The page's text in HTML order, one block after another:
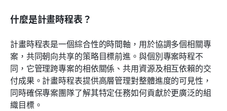
什麼是計畫時程表？
計畫時程表是一個綜合性的時間軸，用於協調多個相關專
案，共同朝向共享的策略目標前進。與個別專案時程不
同，它管理跨專案的相依關係、共用資源及相互依賴的交
付成果。計畫時程表提供高層管理對整體進度的可見性，
同時確保專案團隊了解其特定任務如何貢獻於更廣泛的組
織目標。